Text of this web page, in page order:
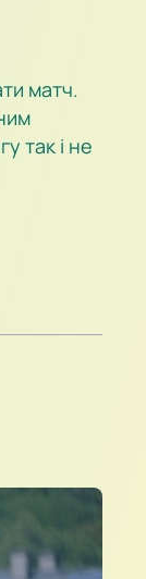
матч.
так і не